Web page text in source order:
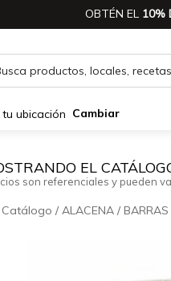
OBTÉN EL 10%
ubicación Cambiar
EL
son referenciales y pueden
Catálogo /ALACENA / BARRAS